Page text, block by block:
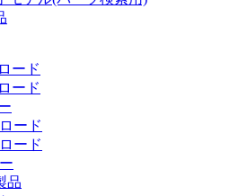
ード
ード
ード
ード
品